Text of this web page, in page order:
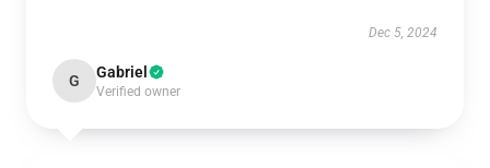
Dec 5, 2024
G Gabriel
Verified owner